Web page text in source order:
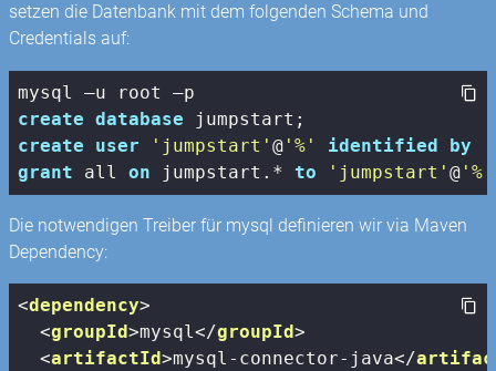
setzen die Datenbank mit dem folgenden Schema und
Credentials auf:
create database
create
user 'jumpstart'@ '%' identified by
grant all on jumpstart.* to 'jumpstart'@ '%'
Die notwendigen Treiber für mysql definieren wir via Maven
Dependency:
<dependency>
<groupId>mysql</groupId>
<artifactId>mysql-connector-java</